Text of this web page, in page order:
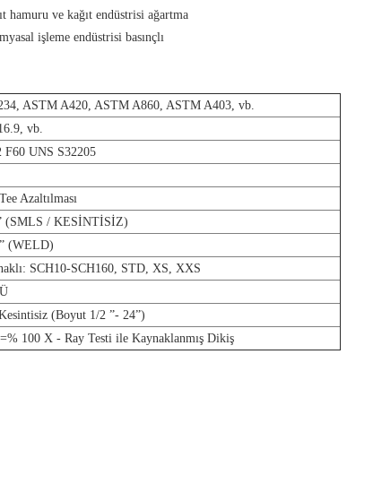
hamuru ve kağıt endüstrisi ağartma
işleme endüstrisi basınçlı
ASTM A420, ASTM A860, ASTM A403, vb.
vb.
F60 UNS S32205
Azaltılması
(SMLS / KESİNTİSİZ)
(WELD)
SCH10-SCH160, STD, XS, XXS
(Boyut 1/2 ”- 24”)
100 X - Ray Testi ile Kaynaklanmış Dikiş